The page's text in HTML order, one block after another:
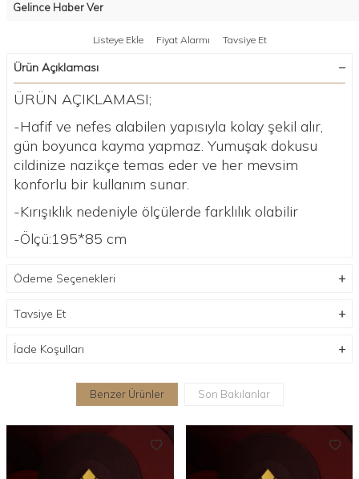
Gelince Haber Ver
Listeye Ekle Fiyat Alarmı Tavsiye Et
Ürün Açıklaması
ÜRÜN AÇIKLAMASI;
-Hafif ve nefes alabilen yapısıyla kolay şekil alır,
gün boyunca kayma yapmaz. Yumuşak dokusu
cildinize nazikçe temas eder ve her mevsim
konforlu bir kullanım sunar.
-Kırışıklık nedeniyle ölçülerde farklılık olabilir
-Ölçü:195*85 cm
Ödeme Seçenekleri
Tavsiye Et
İade Koşulları
Benzer Ürünler Son Bakılanlar